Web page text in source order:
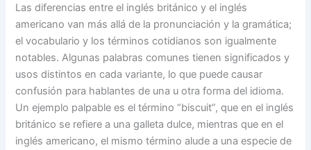
Las diferencias entre el inglés británico y el inglés
americano van más allá de la pronunciación y la gramática;
el vocabulario y los términos cotidianos son igualmente
notables. Algunas palabras comunes tienen significados y
usos distintos en cada variante, lo que puede causar
confusión para hablantes de una u otra forma del idioma.
Un ejemplo palpable es el término “biscuit”, que en el inglés
británico se refiere a una galleta dulce, mientras que en el
inglés americano, el mismo término alude a una especie de